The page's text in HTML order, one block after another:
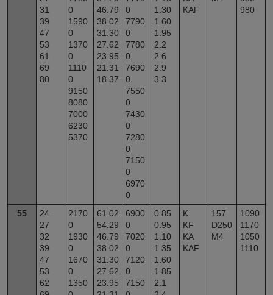
31
39
47
53
61
69
80
0
1590
0
1370
0
1110
0
9150
8080
7000
6230
5370
46.79
38.02
31.30
27.62
23.95
21.31
18.37
0
7790
0
7780
0
7690
0
7550
0
7430
0
7280
0
7150
0
6970
0
1.30
1.60
1.95
2.2
2.6
2.9
3.3
KAF
980
55
24
27
32
39
47
53
62
2170
0
1930
0
1670
0
1350
61.02
54.29
46.79
38.02
31.30
27.62
23.95
6900
0
7020
0
7120
0
7150
0.85
0.95
1.10
1.35
1.60
1.85
2.1
K
KF
KA
KAF
157
D250
M4
1090
1170
1050
1110